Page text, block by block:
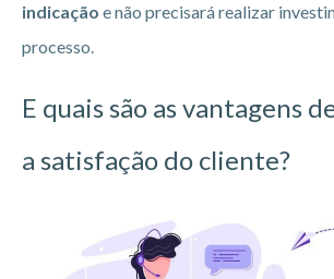
indicação e não precisará realizar
processo.
E quais são as vantagens
a satisfação do cliente?